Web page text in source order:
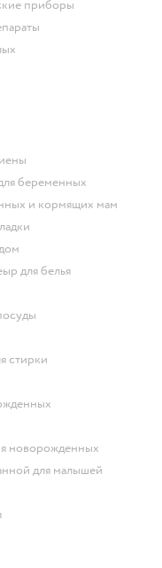
приборы
беременных
и кормящих мам
для белья
стирки
новорожденных
для малышей